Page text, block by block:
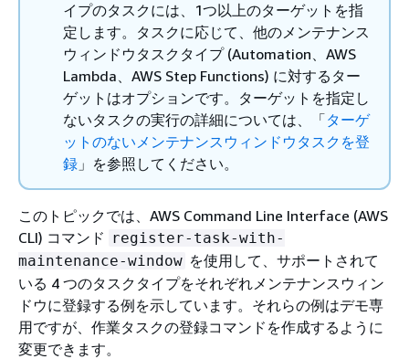
イプのタスクには、1つ以上のターゲットを指
定します。タスクに応じて、他のメンテナンス
ウィンドウタスクタイプ (Automation、AWS
Lambda、AWS Step Functions) に対するター
ゲットはオプションです。ターゲットを指定し
ないタスクの実行の詳細については、「ターゲ
ットのないメンテナンスウィンドウタスクを登
録 」を参照してください。
このトピックでは、AWS Command Line Interface (AWS
CLI) コマンド register-task-with-
maintenance-window を使用して、サポートされて
いる 4 つのタスクタイプをそれぞれメンテナンスウィン
ドウに登録する例を示しています。それらの例はデモ専
用ですが、作業タスクの登録コマンドを作成するように
変更できます。